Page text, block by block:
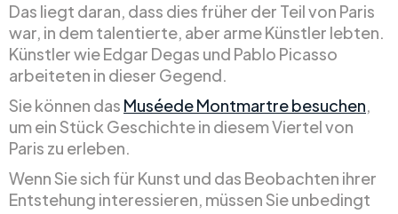
Das liegt daran, dass dies früher der Teil von Paris
war, in dem talentierte, aber arme Künstler lebten.
Künstler wie Edgar Degas und Pablo Picasso
arbeiteten in dieser Gegend.
Sie können das Muséede Montmartre besuchen,
um ein Stück Geschichte in diesem Viertel von
Paris zu erleben.
Wenn Sie sich für Kunst und das Beobachten ihrer
Entstehung interessieren, müssen Sie unbedingt